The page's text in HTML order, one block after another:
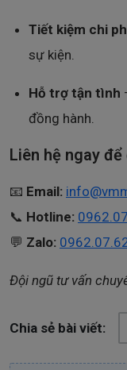
Tiết kiệm chi
sự kiện.
Hỗ trợ tận tình
đồng hành.
Liên hệ ngay
📧 Email:
📞 Hotline:
💬 Zalo:
Đội ngũ tư vấn
Chia sẻ bài viết: